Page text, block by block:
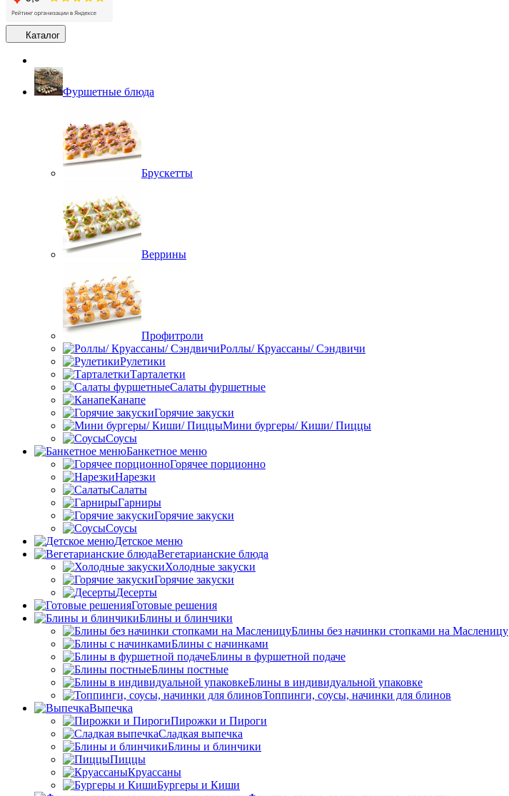
Каталог
Фуршетные блюда
Брускетты
Веррины
Профитроли
Роллы/ Круассаны/ Сэндвичи
Рулетики
Тарталетки
Салаты фуршетные
Канапе
Горячие закуски
Мини бургеры/ Киши/ Пиццы
Соусы
Банкетное меню
Горячее порционно
Нарезки
Салаты
Гарниры
Горячие закуски
Соусы
Детское меню
Вегетарианские блюда
Холодные закуски
Горячие закуски
Десерты
Готовые решения
Блины и блинчики
Блины без начинки стопками на Масленицу
Блины с начинками
Блины в фуршетной подаче
Блины постные
Блины в индивидуальной упаковке
Топпинги, соусы, начинки для блинов
Выпечка
Пирожки и Пироги
Сладкая выпечка
Блины и блинчики
Пиццы
Круасcаны
Бургеры и Киши